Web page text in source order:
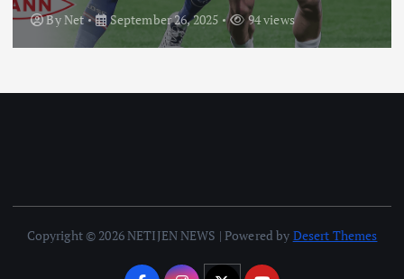
ByNet September 26, 2025 94 views
Copyright © 2026 NETIJEN NEWS | Powered by Desert Themes